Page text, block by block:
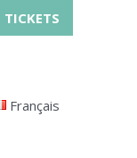
TICKETS
Français